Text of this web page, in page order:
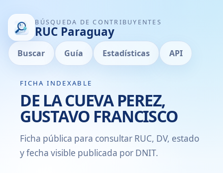
BÚSQUEDA DE CONTRIBUYENTES
RUC Paraguay
Buscar Guía Estadísticas API
FICHA INDEXABLE
DE LA CUEVA PEREZ,
GUSTAVO FRANCISCO
Ficha pública para consultar RUC, DV, estado
y fecha visible publicada por DNIT.